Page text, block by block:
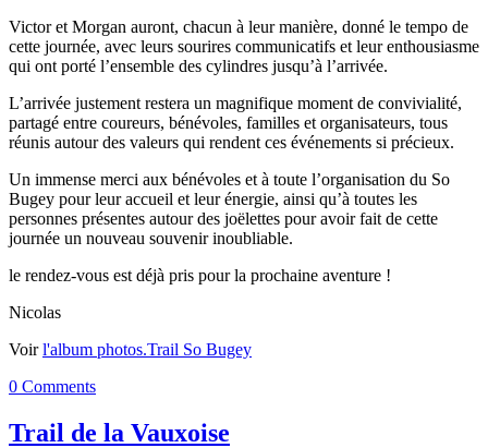
Victor et Morgan auront, chacun à leur manière, donné le tempo de
cette journée, avec leurs sourires communicatifs et leur enthousiasme
qui ont porté l’ensemble des cylindres jusqu’à l’arrivée.
L’arrivée justement restera un magnifique moment de convivialité,
partagé entre coureurs, bénévoles, familles et organisateurs, tous
réunis autour des valeurs qui rendent ces événements si précieux.
Un immense merci aux bénévoles et à toute l’organisation du So
Bugey pour leur accueil et leur énergie, ainsi qu’à toutes les
personnes présentes autour des joëlettes pour avoir fait de cette
journée un nouveau souvenir inoubliable.
le rendez-vous est déjà pris pour la prochaine aventure !
Nicolas
Voirl'album photos.Trail So Bugey
0 Comments
Trail de la Vauxoise